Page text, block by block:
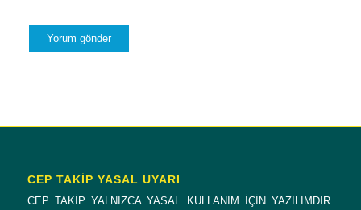
CEP TAKİP YASAL UYARI
CEP TAKİP YALNIZCA YASAL KULLANIM İÇİN YAZILIMDIR.